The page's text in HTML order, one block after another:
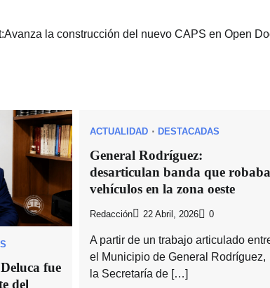
Avanza la construcción del nuevo CAPS en Open
fue
del
ACTUALIDAD DESTACADAS
General Rodríguez:
desarticulan banda que
vehículos en la zona oeste
Redacción 22 Abril, 2026 0
A partir de un trabajo articulado
el Municipio de General Rodríguez,
la Secretaría de […]